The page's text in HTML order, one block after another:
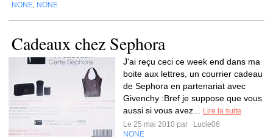
NONE NONE
Cadeaux chez Sephora
J'ai reçu ceci ce week end dans ma
boite aux lettres, un courrier cadeau
de Sephora en partenariat avec
Givenchy :Bref je suppose que vous
aussi si vous avez...
Lire la suite
Le 25 mai 2010 par
Lucie06
NONE